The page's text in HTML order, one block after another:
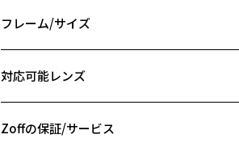
【デザイン】
個性的な印象を引き出してくれるフレームです。
ZA232001-14F1:定番のブラックで幅広いシーンに。
フレーム/サイズ
B ブリッジ(鼻部分)の横幅：19mm
対応可能レンズ
Zoffの保証/サービス